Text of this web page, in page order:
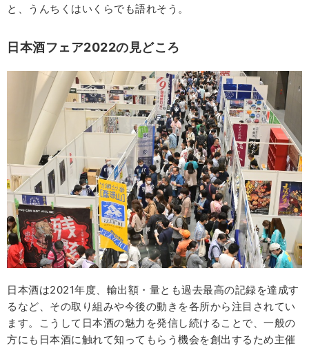
と、うんちくはいくらでも語れそう。
日本酒フェア2022の見どころ
日本酒は2021年度、輸出額・量とも過去最高の記録を達成す
るなど、その取り組みや今後の動きを各所から注目されてい
ます。こうして日本酒の魅力を発信し続けることで、一般の
方にも日本酒に触れて知ってもらう機会を創出するため主催